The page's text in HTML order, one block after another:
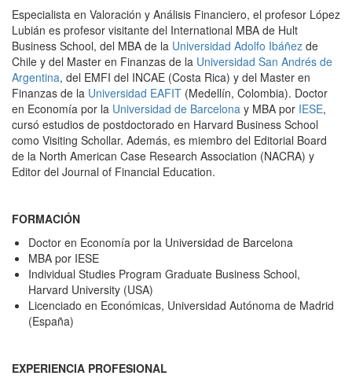
Especialista en Valoración y Análisis Financiero, el profesor López
Lubián es profesor visitante del International MBA de Hult
Business School, del MBA de la Universidad Adolfo Ibáñez de
Chile y del Master en Finanzas de la Universidad San Andrés de
Argentina, del EMFI del INCAE (Costa Rica) y del Master en
Finanzas de la Universidad EAFIT (Medellín, Colombia). Doctor
en Economía por la Universidad de Barcelona y MBA por IESE,
cursó estudios de postdoctorado en Harvard Business School
como Visiting Schollar. Además, es miembro del Editorial Board
de la North American Case Research Association (NACRA) y
Editor del Journal of Financial Education.
FORMACIÓN
Doctor en Economía por la Universidad de Barcelona
MBA por IESE
Individual Studies Program Graduate Business School,
Harvard University (USA)
Licenciado en Económicas, Universidad Autónoma de Madrid
(España)
EXPERIENCIA PROFESIONAL